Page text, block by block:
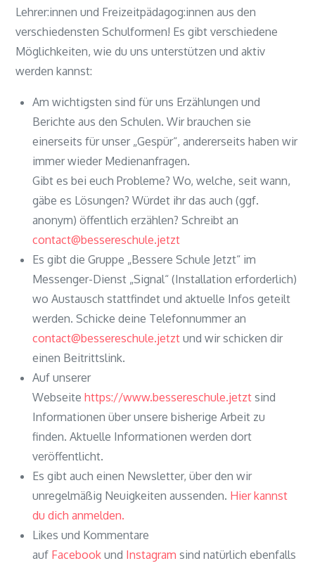
Lehrer:innen und Freizeitpädagog:innen aus den
verschiedensten Schulformen! Es gibt verschiedene
Möglichkeiten, wie du uns unterstützen und aktiv
werden kannst:
Am wichtigsten sind für uns Erzählungen und
Berichte aus den Schulen. Wir brauchen sie
einerseits für unser „Gespür“, andererseits haben wir
immer wieder Medienanfragen.
Gibt es bei euch Probleme? Wo, welche, seit wann,
gäbe es Lösungen? Würdet ihr das auch (ggf.
anonym) öffentlich erzählen? Schreibt an
contact@bessereschule.jetzt
Es gibt die Gruppe „Bessere Schule Jetzt“ im
Messenger-Dienst „Signal“ (Installation erforderlich)
wo Austausch stattfindet und aktuelle Infos geteilt
werden. Schicke deine Telefonnummer an
contact@bessereschule.jetzt und wir schicken dir
einen Beitrittslink.
Auf unserer
Webseitehttps://www.bessereschule.jetzt sind
Informationen über unsere bisherige Arbeit zu
finden. Aktuelle Informationen werden dort
veröffentlicht.
Es gibt auch einen Newsletter, über den wir
unregelmäßig Neuigkeiten aussenden. Hier kannst
du dich anmelden.
Likes und Kommentare
auf Facebook und Instagram sind natürlich ebenfalls